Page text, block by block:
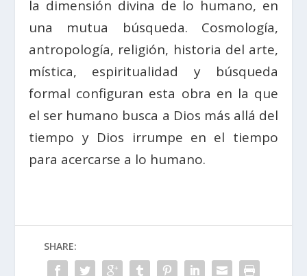
la dimensión divina de lo humano, en
una mutua búsqueda. Cosmología,
antropología, religión, historia del arte,
mística, espiritualidad y búsqueda
formal configuran esta obra en la que
el ser humano busca a Dios más allá del
tiempo y Dios irrumpe en el tiempo
para acercarse a lo humano.
SHARE: